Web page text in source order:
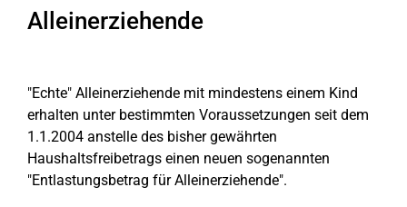
Alleinerziehende
"Echte" Alleinerziehende mit mindestens einem Kind
erhalten unter bestimmten Voraussetzungen seit dem
1.1.2004 anstelle des bisher gewährten
Haushaltsfreibetrags einen neuen sogenannten
"Entlastungsbetrag für Alleinerziehende".